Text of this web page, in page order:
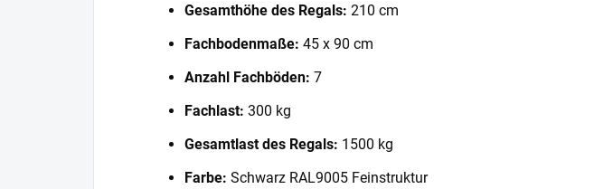
Gesamthöhe des Regals: 210 cm
Fachbodenmaße: 45 x 90 cm
Anzahl Fachböden: 7
Fachlast: 300 kg
Gesamtlast des Regals: 1500 kg
Farbe: Schwarz RAL9005 Feinstruktur